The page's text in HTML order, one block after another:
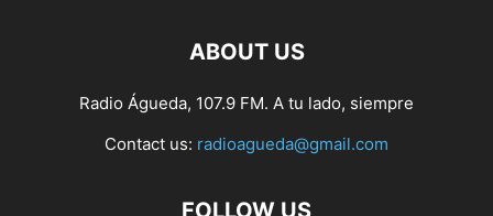
ABOUT US
Radio Águeda, 107.9 FM. A tu lado, siempre
Contact us: radioagueda@gmail.com
FOLLOW US